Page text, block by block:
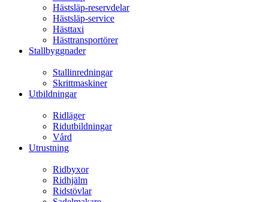
Hästsläp-reservdelar
Hästsläp-service
Hästtaxi
Hästtransportörer
Stallbyggnader
Stallinredningar
Skrittmaskiner
Utbildningar
Ridläger
Ridutbildningar
Vård
Utrustning
Ridbyxor
Ridhjälm
Ridstövlar